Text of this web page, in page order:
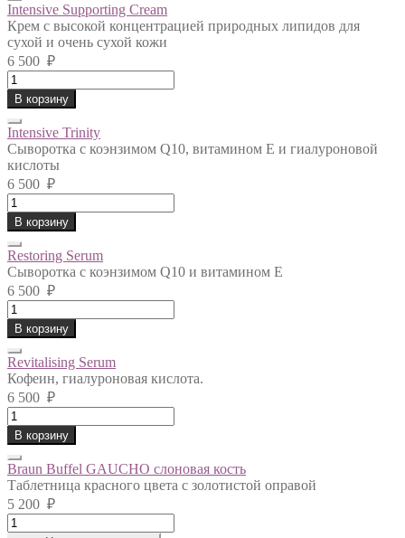
Intensive Supporting Cream
Крем с высокой концентрацией природных липидов для
сухой и очень сухой кожи
6 500 ₽
Intensive
Supporting
Cream
quantity
В корзину
Intensive Trinity
Сыворотка с коэнзимом Q10, витамином Е и гиалуроновой
кислоты
6 500 ₽
Intensive
Trinity
quantity
В корзину
Restoring Serum
Сыворотка с коэнзимом Q10 и витамином Е
6 500 ₽
Restoring
Serum
quantity
В корзину
Revitalising Serum
Кофеин, гиалуроновая кислота.
6 500 ₽
Revitalising
Serum
quantity
В корзину
Braun Buffel GAUCHO слоновая кость
Таблетница красного цвета с золотистой оправой
5 200 ₽
Braun